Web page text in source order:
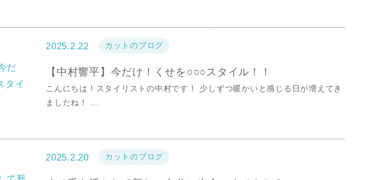
2025.2.22 カットのブログ
【中村響平】今だけ！くせを○○○スタイル！！
こんにちは！スタイリストの中村です！ 少しずつ暖かいと感じる日が増えてき
ましたね！ ...
2025.2.20 カットのブログ